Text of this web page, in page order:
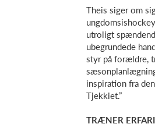
Theis siger om
utroligt
ubegrundede
styr på forældre,
inspiration fra
Tjekkiet.”
TRÆNER